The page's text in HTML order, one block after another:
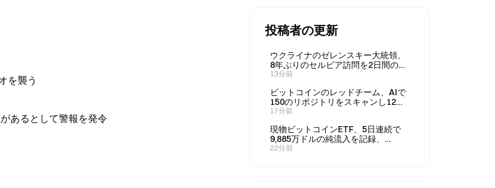
を襲う
あるとして警報を発令
投稿者の更新
ウクライナのゼレンスキー大統領、
8年ぶりのセルビア訪問を2日間の日
程で終える
13分前
ビットコインのレッドチーム、AIで
150のリポジトリをスキャンし12件
超の脆弱性を発見 CEOが明かす
17分前
現物ビットコインETF、5日連続で
9,885万ドルの純流入を記録、
BlackRockのIBITには4億7,900万ド
22分前